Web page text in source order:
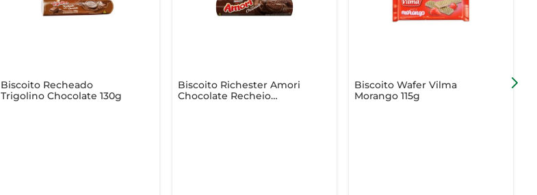
Biscoito Recheado
Trigolino Chocolate 130g
Biscoito Richester Amori
Chocolate Recheio
Biscoito Wafer Vilma
Morango 115g